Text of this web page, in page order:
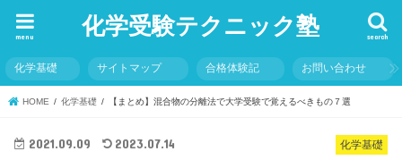
化学受験テクニック塾 search
menu
化学基礎 サイトマップ 合格体験記 お問い合わせ
HOME 化学基礎 【まとめ】混合物の分離法で大学受験で覚えるべきもの７選
化学基礎
2021.09.09 2023.07.14